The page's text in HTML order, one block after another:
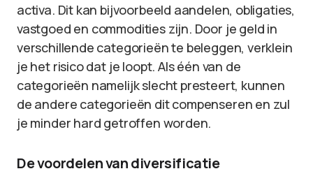
activa. Dit kan bijvoorbeeld aandelen, obligaties,
vastgoed en commodities zijn. Door je geld in
verschillende categorieën te beleggen, verklein
je het risico dat je loopt. Als één van de
categorieën namelijk slecht presteert, kunnen
de andere categorieën dit compenseren en zul
je minder hard getroffen worden.
De voordelen van diversificatie